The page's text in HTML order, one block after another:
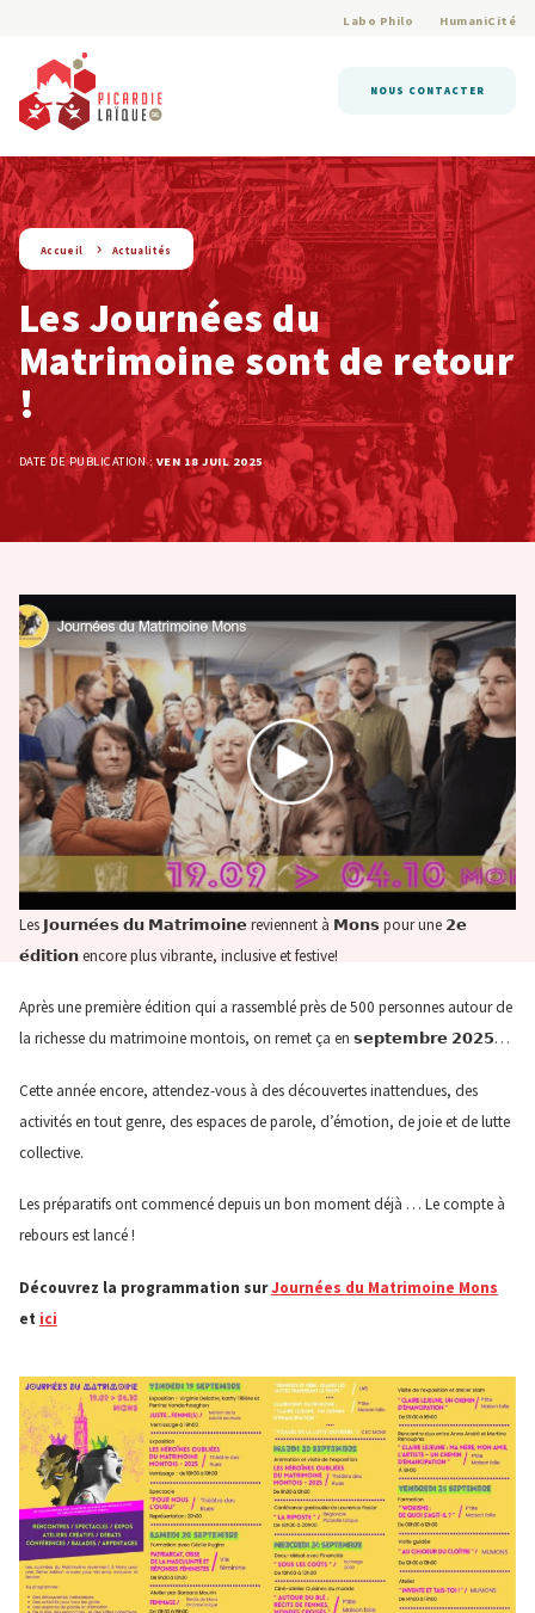
Labo Philo HumaniCité
NOUS CONTACTER
string(9) « actualite »
Accueil Actualités
Les Journées du
Matrimoine sont de retour
!
DATE DE PUBLICATION : VEN 18 JUIL 2025
Les 𝗝𝗼𝘂𝗿𝗻𝗲́𝗲𝘀 𝗱𝘂 𝗠𝗮𝘁𝗿𝗶𝗺𝗼𝗶𝗻𝗲 reviennent à 𝗠𝗼𝗻𝘀 pour une 𝟮𝗲
𝗲́𝗱𝗶𝘁𝗶𝗼𝗻 encore plus vibrante, inclusive et festive!
Après une première édition qui a rassemblé près de 500 personnes autour de
la richesse du matrimoine montois, on remet ça en 𝘀𝗲𝗽𝘁𝗲𝗺𝗯𝗿𝗲 𝟮𝟬𝟮𝟱…
Cette année encore, attendez-vous à des découvertes inattendues, des
activités en tout genre, des espaces de parole, d’émotion, de joie et de lutte
collective.
Les préparatifs ont commencé depuis un bon moment déjà … Le compte à
rebours est lancé !
Découvrez la programmation surJournées du Matrimoine Mons
et ici